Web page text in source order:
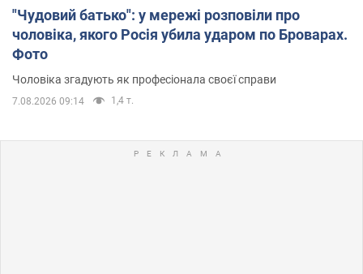
"Чудовий батько": у мережі розповіли про
чоловіка, якого Росія убила ударом по Броварах.
Фото
Чоловіка згадують як професіонала своєї справи
7.08.2026 09:14 1,4 т.